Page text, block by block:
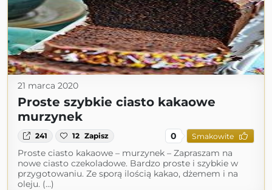
21 marca 2020
Proste szybkie ciasto kakaowe
murzynek
241 12 Zapisz 0 Smakowite
Proste ciasto kakaowe – murzynek – Zapraszam na
nowe ciasto czekoladowe. Bardzo proste i szybkie w
przygotowaniu. Ze sporą ilością kakao, dżemem i na
oleju. (...)